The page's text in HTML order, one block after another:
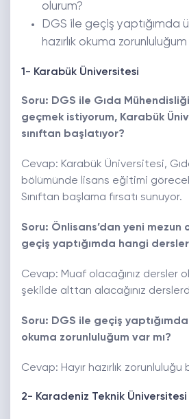
olurum?
DGS ile geçiş yaptığımda
hazırlık okuma zorunluluğum
1- Karabük Üniversitesi
Soru: DGS ile Gıda
geçmek istiyorum, Karabük
sınıftan başlatıyor?
Cevap: Karabük Üniversitesi,
bölümünde lisans eğitimi
Sınıftan başlama fırsatı sunuyor.
Soru: Önlisans’dan yeni mezun
geçiş yaptığımda hangi
Cevap: Muaf olacağınız dersler
şekilde alttan alacağınız
Soru: DGS ile geçiş yaptığımda
okuma zorunluluğum var mı?
Cevap: Hayır hazırlık zorunluluğu
2- Karadeniz Teknik Üniversitesi